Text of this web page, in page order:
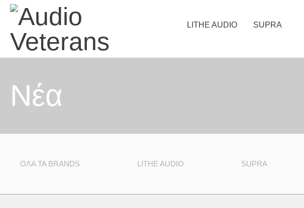
LITHE AUDIO SUPRA
Nέα
ΟΛΑ ΤΑ BRANDS LITHE AUDIO SUPRA